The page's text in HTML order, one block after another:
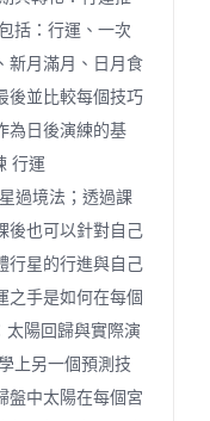
括：行運、一次
新月滿月、日月食
後並比較每個技巧
為日後演練的基
行運
過境法；透過課
後也可以針對自己
行星的行進與自己
之手是如何在每個
陽回歸與實際演
上另一個預測技
盤中太陽在每個宮